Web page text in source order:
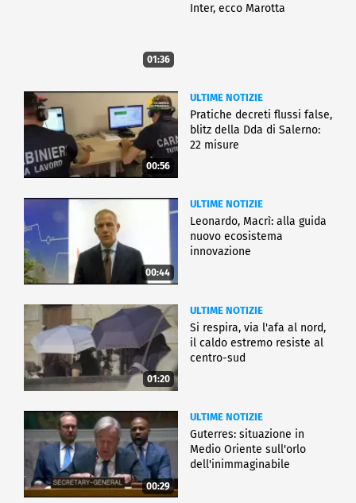
01:36
Inter, ecco Marotta
00:56
ULTIME NOTIZIE
Pratiche decreti flussi false,
blitz della Dda di Salerno:
22 misure
00:44
ULTIME NOTIZIE
Leonardo, Macrì: alla guida
nuovo ecosistema
innovazione
01:20
ULTIME NOTIZIE
Si respira, via l'afa al nord,
il caldo estremo resiste al
centro-sud
00:29
ULTIME NOTIZIE
Guterres: situazione in
Medio Oriente sull'orlo
dell'inimmaginabile